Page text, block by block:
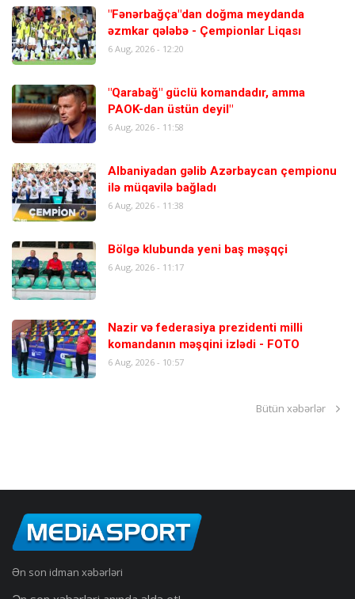
"Fənərbağça"dan doğma meydanda
əzmkar qələbə - Çempionlar Liqası
6 Aug, 2026 - 12:20
"Qarabağ" güclü komandadır, amma
PAOK-dan üstün deyil"
6 Aug, 2026 - 11:58
Albaniyadan gəlib Azərbaycan çempionu
ilə müqavilə bağladı
6 Aug, 2026 - 11:38
Bölgə klubunda yeni baş məşqçi
6 Aug, 2026 - 11:17
Nazir və federasiya prezidenti milli
komandanın məşqini izlədi - FOTO
6 Aug, 2026 - 10:57
Bütün xəbərlər
Ən son idman xəbərləri